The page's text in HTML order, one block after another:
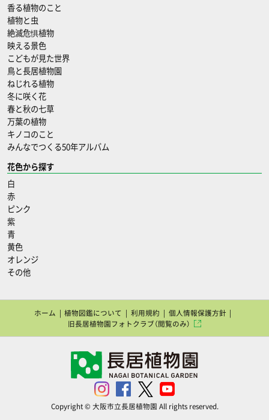
香る植物のこと
植物と虫
絶滅危惧植物
映える景色
こどもが見た世界
鳥と長居植物園
ねじれる植物
冬に咲く花
春と秋の七草
万葉の植物
キノコのこと
みんなでつくる50年アルバム
花色から探す
白
赤
ピンク
紫
青
黄色
オレンジ
その他
ホーム 植物図鑑について 利用規約
個人情報保護方針
旧長居植物園フォトクラブ（閲覧のみ）
Copyright © 大阪市立長居植物園 All rights reserved.